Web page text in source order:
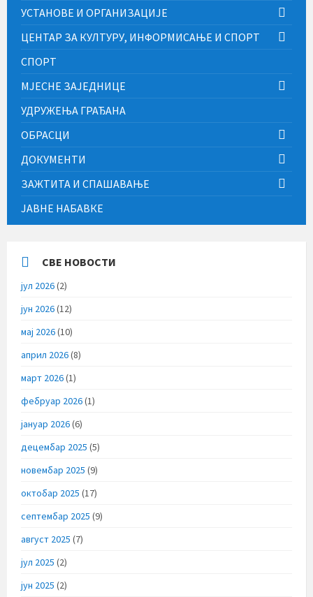
УСТАНОВЕ И ОРГАНИЗАЦИЈЕ
ЦЕНТАР ЗА КУЛТУРУ, ИНФОРМИСАЊЕ И СПОРТ
СПОРТ
МЈЕСНЕ ЗАЈЕДНИЦЕ
УДРУЖЕЊА ГРАЂАНА
ОБРАСЦИ
ДОКУМЕНТИ
ЗАЖТИТА И СПАШАВАЊЕ
ЈАВНЕ НАБАВКЕ
СВЕ НОВОСТИ
јул 2026(2)
јун 2026(12)
мај 2026(10)
април 2026(8)
март 2026(1)
фебруар 2026(1)
јануар 2026(6)
децембар 2025 (5)
новембар 2025 (9)
октобар 2025 (17)
септембар 2025 (9)
август 2025 (7)
јул 2025 (2)
јун 2025 (2)